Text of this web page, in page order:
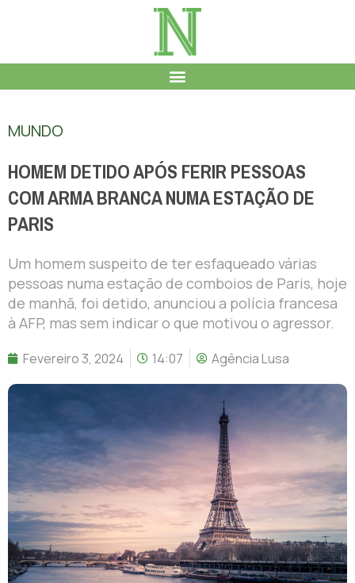
MUNDO
HOMEM DETIDO APÓS FERIR PESSOAS
COM ARMA BRANCA NUMA ESTAÇÃO DE
PARIS
Um homem suspeito de ter esfaqueado várias
pessoas numa estação de comboios de Paris, hoje
de manhã, foi detido, anunciou a polícia francesa
à AFP, mas sem indicar o que motivou o agressor.
Fevereiro 3, 2024 14:07 Agência Lusa